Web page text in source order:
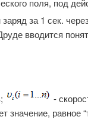
поля, под
за 1 сек.
вводится
-
значение, равное